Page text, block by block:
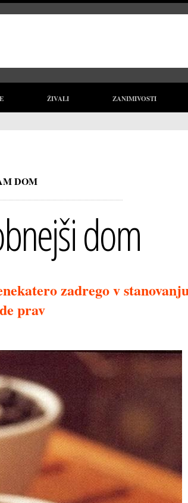
ŽIVALI ZANIMIVOSTI
DOM
dom
zadrego v
prav